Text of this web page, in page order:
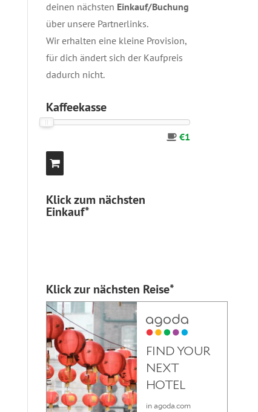
deinen nächsten Einkauf/Buchung
über unsere Partnerlinks.
Wir erhalten eine kleine Provision,
für dich ändert sich der Kaufpreis
dadurch nicht.
Kaffeekasse
€1
Klick zum nächsten
Einkauf*
Klick zur nächsten Reise*